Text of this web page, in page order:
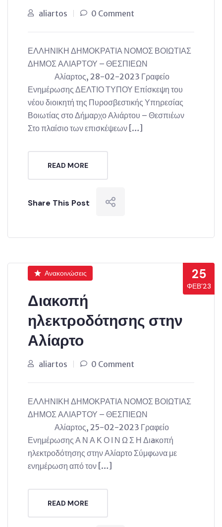
aliartos 0 Comment
ΕΛΛΗΝΙΚΗ ΔΗΜΟΚΡΑΤΙΑ ΝΟΜΟΣ ΒΟΙΩΤΙΑΣ
ΔΗΜΟΣ ΑΛΙΑΡΤΟΥ – ΘΕΣΠΙΕΩΝ
Αλίαρτος, 28-02-2023 Γραφείο
Ενημέρωσης ΔΕΛΤΙΟ ΤΥΠΟΥ Επίσκεψη του
νέου διοικητή της Πυροσβεστικής Υπηρεσίας
Βοιωτίας στο Δήμαρχο Αλιάρτου – Θεσπιέων
Στο πλαίσιο των επισκέψεων […]
READ MORE
Share This Post
25
ΦΕΒ’23
Ανακοινώσεις
Διακοπή
ηλεκτροδότησης στην
Αλίαρτο
aliartos 0 Comment
ΕΛΛΗΝΙΚΗ ΔΗΜΟΚΡΑΤΙΑ ΝΟΜΟΣ ΒΟΙΩΤΙΑΣ
ΔΗΜΟΣ ΑΛΙΑΡΤΟΥ – ΘΕΣΠΙΕΩΝ
Αλίαρτος, 25-02-2023 Γραφείο
Ενημέρωσης Α Ν Α Κ Ο Ι Ν Ω Σ Η Διaκοπή
ηλεκτροδότησης στην Αλίαρτο Σύμφωνα με
ενημέρωση από τον […]
READ MORE